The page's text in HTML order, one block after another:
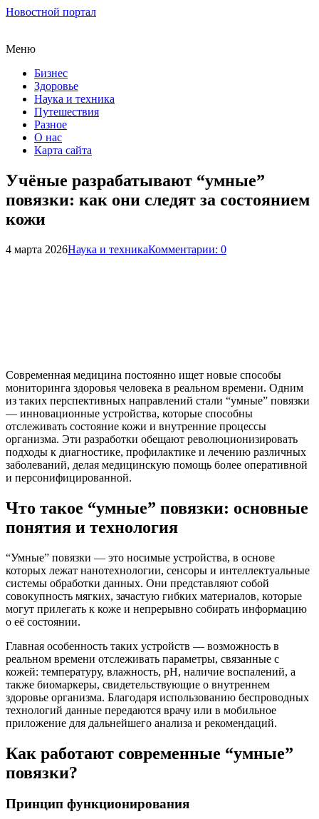
Новостной портал
Меню
Бизнес
Здоровье
Наука и техника
Путешествия
Разное
О нас
Карта сайта
Учёные разрабатывают “умные”
повязки: как они следят за состоянием
кожи
4 марта 2026Наука и техникаКомментарии: 0
Современная медицина постоянно ищет новые способы
мониторинга здоровья человека в реальном времени. Одним
из таких перспективных направлений стали “умные” повязки
— инновационные устройства, которые способны
отслеживать состояние кожи и внутренние процессы
организма. Эти разработки обещают революционизировать
подходы к диагностике, профилактике и лечению различных
заболеваний, делая медицинскую помощь более оперативной
и персонифицированной.
Что такое “умные” повязки: основные
понятия и технология
“Умные” повязки — это носимые устройства, в основе
которых лежат нанотехнологии, сенсоры и интеллектуальные
системы обработки данных. Они представляют собой
совокупность мягких, зачастую гибких материалов, которые
могут прилегать к коже и непрерывно собирать информацию
о её состоянии.
Главная особенность таких устройств — возможность в
реальном времени отслеживать параметры, связанные с
кожей: температуру, влажность, pH, наличие воспалений, а
также биомаркеры, свидетельствующие о внутреннем
здоровье организма. Благодаря использованию беспроводных
технологий данные передаются врачу или в мобильное
приложение для дальнейшего анализа и рекомендаций.
Как работают современные “умные”
повязки?
Принцип функционирования